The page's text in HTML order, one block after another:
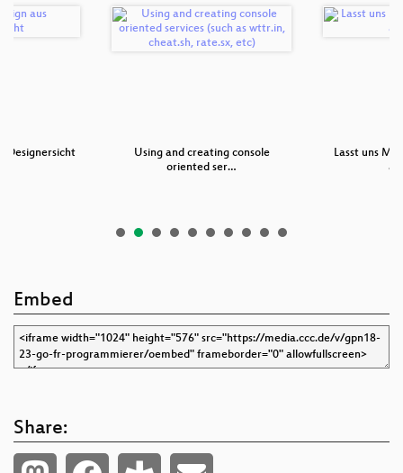
Designersicht
Using and creating console
oriented ser…
Lasst uns
Embed
Share: